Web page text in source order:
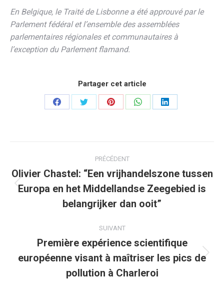
En Belgique, le Traité de Lisbonne a été approuvé par le
Parlement fédéral et l’ensemble des assemblées
parlementaires régionales et communautaires à
l’exception du Parlement flamand.
Partager cet article
PartagerPartagerPartagerPartagerPartager
article
PRÉCÉDENT
Article
précédent
Olivier Chastel: “Een vrijhandelszone tussen
Europa en het Middellandse Zeegebied is
belangrijker dan ooit”
SUIVANT
Article
suivant
Première expérience scientifique
européenne visant à maîtriser les pics de
pollution à Charleroi